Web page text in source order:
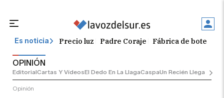
Es noticia Precio luz Padre Coraje Fábrica de botellas
OPINIÓN
EditorialCartas Y VídeosEl Dedo En La LlagaCaspaUn Recién Llegado
Opinión